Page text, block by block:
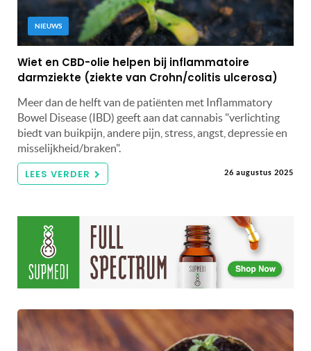
NIEUWS
Wiet en CBD-olie helpen bij inflammatoire
darmziekte (ziekte van Crohn/colitis ulcerosa)
Meer dan de helft van de patiënten met Inflammatory
Bowel Disease (IBD) geeft aan dat cannabis "verlichting
biedt van buikpijn, andere pijn, stress, angst, depressie en
misselijkheid/braken".
LEES VERDER 26 augustus 2025